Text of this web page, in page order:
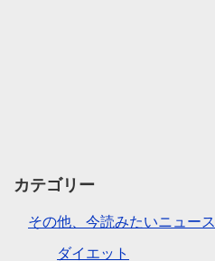
カテゴリー
その他、今読みたいニュース
ダイエット